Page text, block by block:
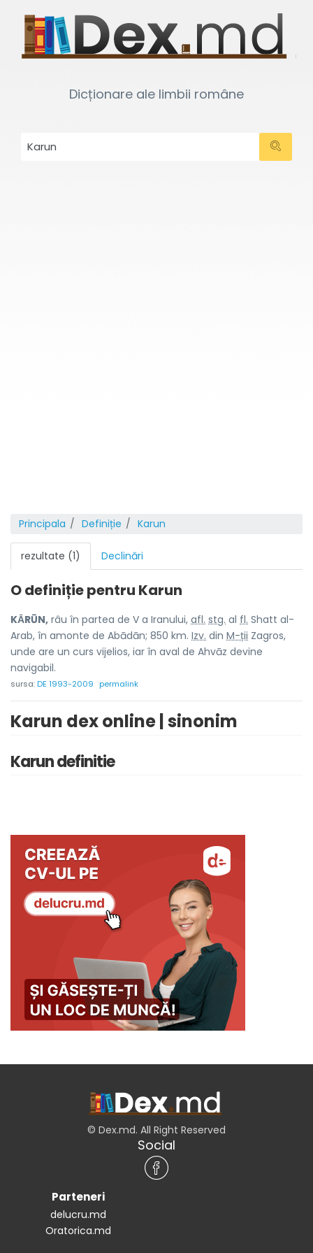
Dicționare ale limbii române
Principala Definiție Karun
rezultate (1) Declinări
O definiție pentru Karun
KᾹRŪN, râu în partea de V a Iranului, afl. stg. al fl. Shatt al-
Arab, în amonte de Abādān; 850 km. Izv. din M-ții Zagros,
unde are un curs vijelios, iar în aval de Ahvāz devine
navigabil.
sursa:DE 1993-2009 permalink
Karun dex online | sinonim
Karun definitie
© Dex.md. All Right Reserved
Social
Parteneri
delucru.md
Oratorica.md